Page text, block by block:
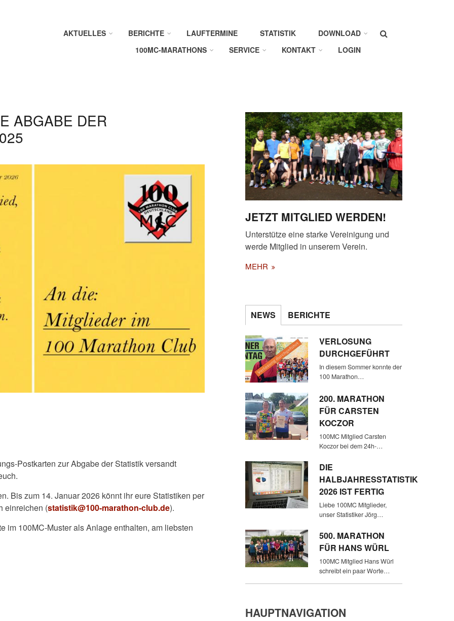
Suche
AKTUELLES BERICHTE LAUFTERMINE STATISTIK
DOWNLOAD
100MC-MARATHONS
SERVICE KONTAKT LOGIN
ABGABE DER
Postkarten zur Abgabe der Statistik versandt
Bis zum 14. Januar 2026 könnt ihr eure Statistiken per
einreichen (statistik@100-marathon-club.de).
im 100MC-Muster als Anlage enthalten, am liebsten
JETZT MITGLIED WERDEN!
Unterstütze eine starke Vereinigung und
werde Mitglied in unserem Verein.
MEHR
NEWS BERICHTE
VERLOSUNG
DURCHGEFÜHRT
In diesem Sommer konnte der
100 Marathon…
200. MARATHON
FÜR CARSTEN
KOCZOR
100MC Mitglied Carsten
Koczor bei dem 24h-…
DIE
HALBJAHRESSTATISTIK
2026 IST FERTIG
Liebe 100MC Mitglieder,
unser Statistiker Jörg…
500. MARATHON
FÜR HANS WÜRL
100MC Mitglied Hans Würl
schreibt ein paar Worte…
HAUPTNAVIGATION